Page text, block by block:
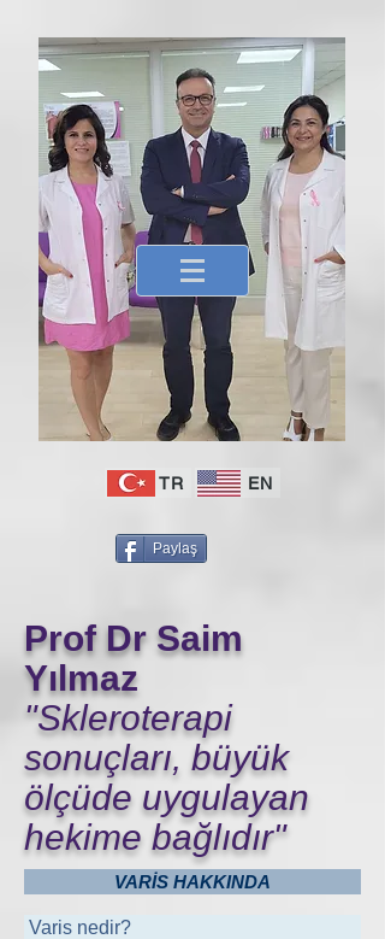
TR EN
Paylaş
Prof Dr Saim
Yılmaz
"Skleroterapi
sonuçları, büyük
ölçüde uygulayan
hekime bağlıdır"
VARİS HAKKINDA
Varis nedir?